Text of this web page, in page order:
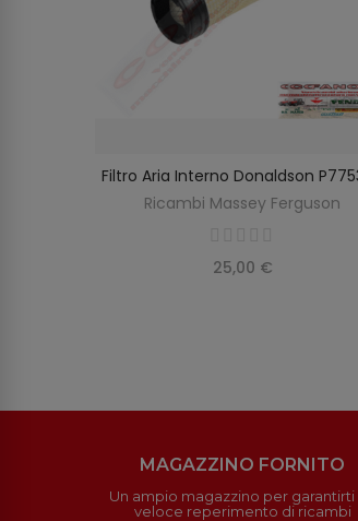
AGGIUNGI AL CARRELLO
Filtro Aria Interno Donaldson
Ricambi Massey Ferguson
25,00 €
MAGAZZINO FORNITO
Un ampio magazzino per garantirti
veloce reperimento di ricambi